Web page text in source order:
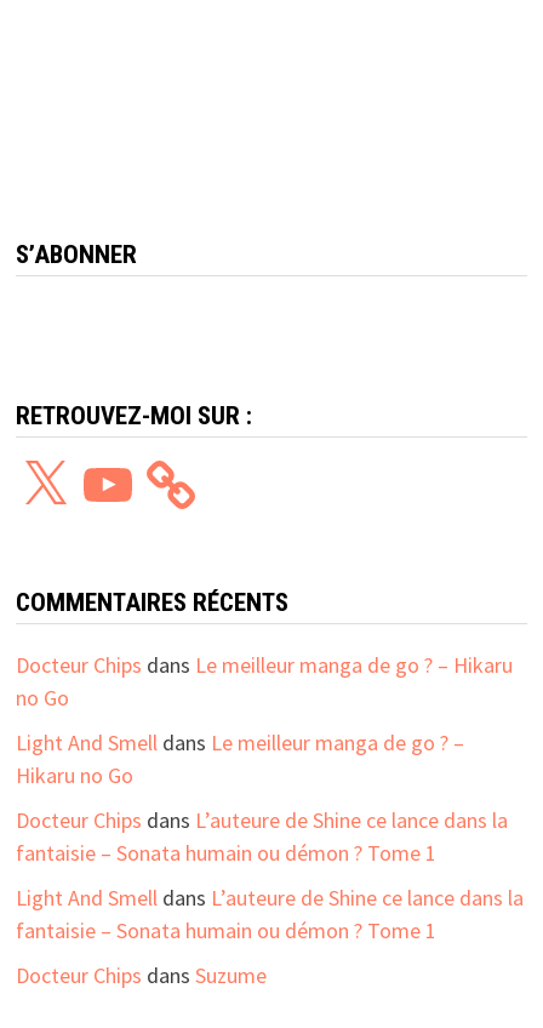
S’ABONNER
RETROUVEZ-MOI SUR :
YouTube
COMMENTAIRES RÉCENTS
Docteur Chips dans Le meilleur manga de go ? – Hikaru
no Go
Light And Smelldans Le meilleur manga de go ? –
Hikaru no Go
Docteur Chips dans L’auteure de Shine ce lance dans la
fantaisie – Sonata humain ou démon ? Tome 1
Light And Smelldans L’auteure de Shine ce lance dans la
fantaisie – Sonata humain ou démon ? Tome 1
Docteur Chips dans Suzume